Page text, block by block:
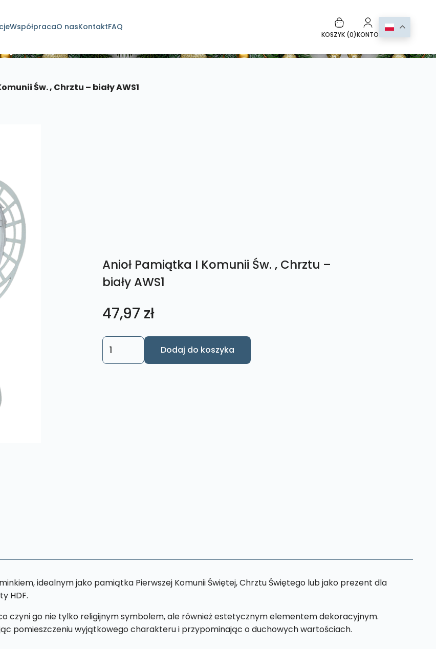
WspółpracaO nasKontaktFAQ
KOSZYK (0)KONTO
Św. , Chrztu – biały AWS1
Anioł Pamiątka I Komunii Św. , Chrztu –
biały AWS1
47,97 zł
ilość
Anioł
Dodaj do koszyka
idealnym jako pamiątka Pierwszej Komunii Świętej, Chrztu Świętego lub jako prezent dla
HDF.
czyni go nie tylko religijnym symbolem, ale również estetycznym elementem dekoracyjnym.
pomieszczeniu wyjątkowego charakteru i przypominając o duchowych wartościach.